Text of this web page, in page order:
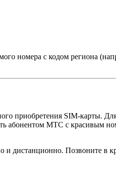
номера с кодом региона
приобретения SIM-карты.
абонентом МТС с красивым
дистанционно. Позвоните в